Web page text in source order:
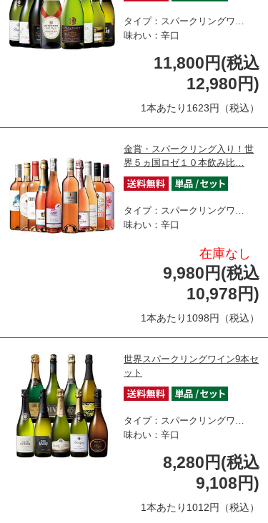
タイプ：スパークリングワ…
味わい：辛口
11,800円(税込
12,980円)
1本あたり1623円（税込）
金賞・スパークリング入り！世
界５ヵ国ロゼ１０本飲み比…
タイプ：スパークリングワ…
味わい：辛口
在庫なし
9,980円(税込
10,978円)
1本あたり1098円（税込）
世界スパークリングワイン9本セ
ット
タイプ：スパークリングワ…
味わい：辛口
8,280円(税込
9,108円)
1本あたり1012円（税込）